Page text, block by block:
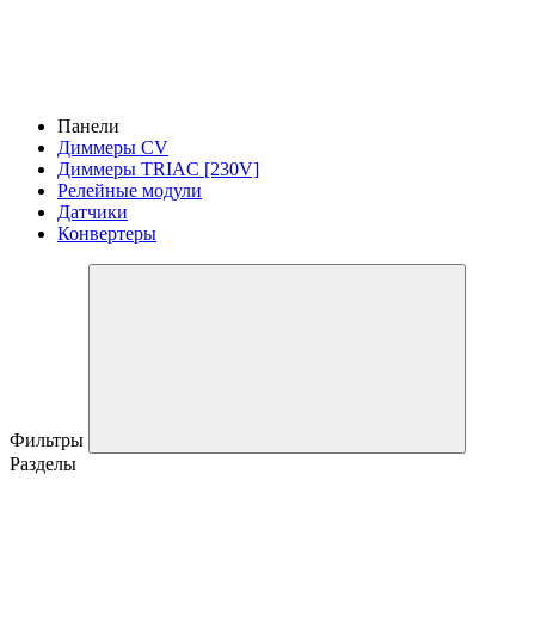
Панели
Диммеры CV
Диммеры TRIAC [230V]
Релейные модули
Датчики
Конвертеры
Фильтры
Разделы